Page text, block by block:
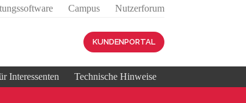
Campus Nutzerforum
KUNDENPORTAL
Interessenten Technische Hinweise